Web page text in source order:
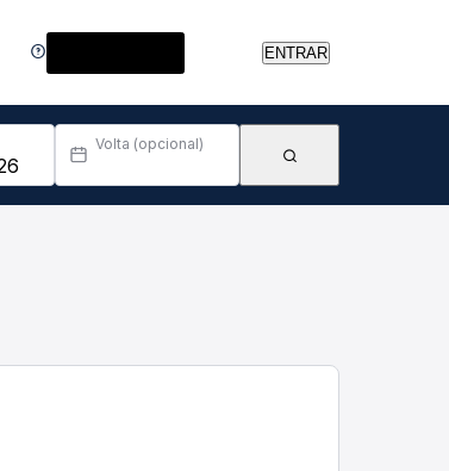
ENTRAR
Volta (opcional)